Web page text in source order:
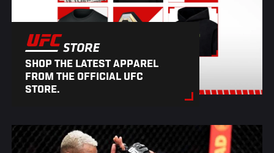
SHOP THE LATEST APPAREL
FROM THE OFFICIAL UFC
STORE.